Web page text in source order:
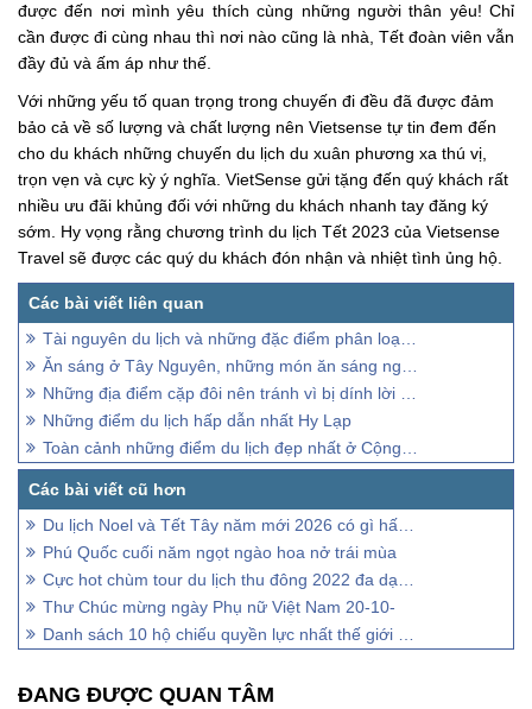
được đến nơi mình yêu thích cùng những người thân yêu! Chỉ
cần được đi cùng nhau thì nơi nào cũng là nhà, Tết đoàn viên vẫn
đầy đủ và ấm áp như thế.
Với những yếu tố quan trọng trong chuyến đi đều đã được đảm
bảo cả về số lượng và chất lượng nên Vietsense tự tin đem đến
cho du khách những chuyến du lịch du xuân phương xa thú vị,
trọn vẹn và cực kỳ ý nghĩa. VietSense gửi tặng đến quý khách rất
nhiều ưu đãi khủng đối với những du khách nhanh tay đăng ký
sớm. Hy vọng rằng chương trình du lịch Tết 2023 của Vietsense
Travel sẽ được các quý du khách đón nhận và nhiệt tình ủng hộ.
Tài nguyên du lịch và những đặc điểm phân loại khai thác
Ăn sáng ở Tây Nguyên, những món ăn sáng ngon nhất ở Tây Nguyên
Những địa điểm cặp đôi nên tránh vì bị dính lời nguyền “Đi đà lạt về chia tay”
Những điểm du lịch hấp dẫn nhất Hy Lạp
Toàn cảnh những điểm du lịch đẹp nhất ở Cộng Hoà Séc
Du lịch Noel và Tết Tây năm mới 2026 có gì hấp dẫn?
Phú Quốc cuối năm ngọt ngào hoa nở trái mùa
Cực hot chùm tour du lịch thu đông 2022 đa dạng giá cực sốc
Thư Chúc mừng ngày Phụ nữ Việt Nam 20-10-
Danh sách 10 hộ chiếu quyền lực nhất thế giới bạn cần biết
ĐANG ĐƯỢC QUAN TÂM